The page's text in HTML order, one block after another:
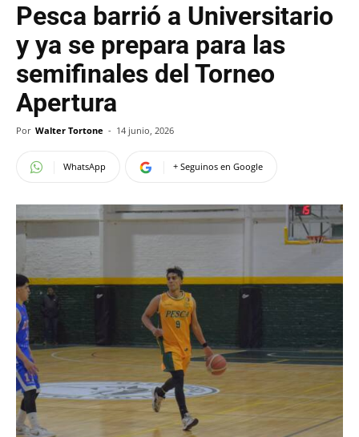
Pesca barrió a Universitario
y ya se prepara para las
semifinales del Torneo
Apertura
Por Walter Tortone - 14 junio, 2026
WhatsApp + Seguinos en Google